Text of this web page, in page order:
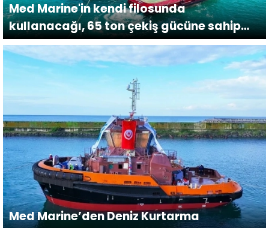
Med Marine'in kendi filosunda
kullanacağı, 65 ton çekiş gücüne sahip
römorkör suya indirildi.
Med Marine’den Deniz Kurtarma